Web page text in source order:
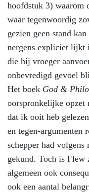
hoofdstuk 3) waarom
waar tegenwoordig
gezien geen stand
nergens expliciet lijkt
die hij vroeger
onbevredigd gevoel
Het boek God &
oorspronkelijke opzet
dat ik ooit heb
en tegen-argumenten
schepper had
gekund. Toch is Flew
algemeen ook
ook een aantal